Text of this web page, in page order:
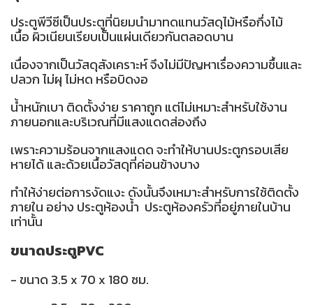
ประตูพีวีซีเป็นประตูที่นิยมนำมาทดแทนวัสดุไม้หรือกึ่งไม้
เนื้อ ผิวเนียนเรียบเป็นแผ่นเดียวกันตลอดบาน
เนื่องจากเป็นวัสดุสังเคราะห์ จึงไม่มีปัญหาเรื่องความชื้นและ
ปลวก ไม่ผุ ไม่หด หรือบิดงอ
น้ำหนักเบา ติดตั้งง่าย ราคาถูก แต่ไม่เหมาะสำหรับใช้งาน
ภายนอกและบริเวณที่มีแสงแดดส่องถึง
เพราะความร้อนจากแสงแดด จะทำให้บานประตูกรอบเสีย
หายได้ และด้วยเนื้อวัสดุที่ค่อนข้างบาง
ทำให้ง่ายต่อการงัดแงะ ดังนั้นจึงเหมาะสำหรับการใช้ติดตั้ง
ภายใน อย่าง ประตูห้องน้ำ ประตูห้องครัวที่อยู่ภายในบ้าน
เท่านั้น
ขนาดประตูPVC
- ขนาด 3.5 x 70 x 180 ซม.